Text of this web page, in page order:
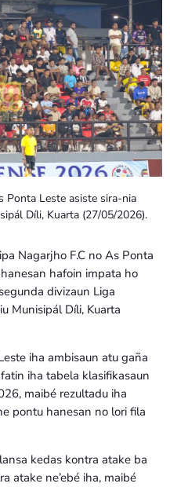
keyboard_arrow_down
Ponta Leste asiste sira-nia
Díli, Kuarta (27/05/2026).
Nagarjho F.C no As Ponta
hafoin impata ho
divizaun Liga
Munisipál Díli, Kuarta
iha ambisaun atu gaña
iha tabela klasifikasaun
maibé rezultadu iha
pontu hanesan no lori fila
kedas kontra atake ba
atake ne’ebé iha, maibé